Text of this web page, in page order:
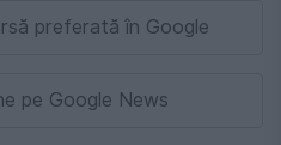
preferată în Google
pe Google News